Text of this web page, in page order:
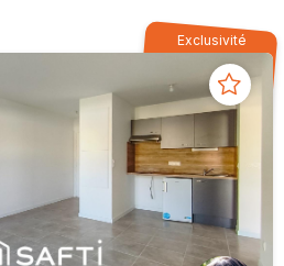
Exclusivité